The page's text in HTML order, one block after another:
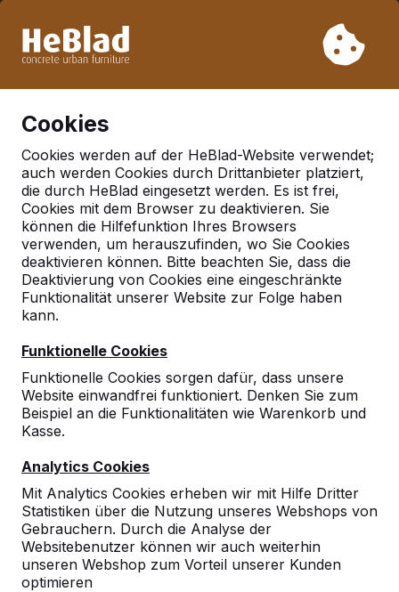
Woche 33 nicht. Bitte berücksichtigen Sie daher längere
Cookies
Cookies werden auf der HeBlad-Website verwendet;
auch werden Cookies durch Drittanbieter platziert,
die durch HeBlad eingesetzt werden. Es ist frei,
Cookies mit dem Browser zu deaktivieren. Sie
können die Hilfefunktion Ihres Browsers
verwenden, um herauszufinden, wo Sie Cookies
deaktivieren können. Bitte beachten Sie, dass die
Deaktivierung von Cookies eine eingeschränkte
Funktionalität unserer Website zur Folge haben
kann.
Funktionelle Cookies
Funktionelle Cookies sorgen dafür, dass unsere
Website einwandfrei funktioniert. Denken Sie zum
Beispiel an die Funktionalitäten wie Warenkorb und
Kasse.
Analytics Cookies
Mit Analytics Cookies erheben wir mit Hilfe Dritter
Statistiken über die Nutzung unseres Webshops von
Gebrauchern. Durch die Analyse der
Websitebenutzer können wir auch weiterhin
unseren Webshop zum Vorteil unserer Kunden
optimieren
Deutschland
Referenties in:Berlin
10
10
Sportservice Berlin
26-10-2023